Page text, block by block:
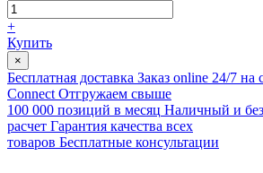
+
Купить
×
Бесплатная доставка Заказ online 24/7 на
Connect Отгружаем свыше
100 000 позиций в месяц Наличный и
расчет Гарантия качества всех
товаров Бесплатные консультации